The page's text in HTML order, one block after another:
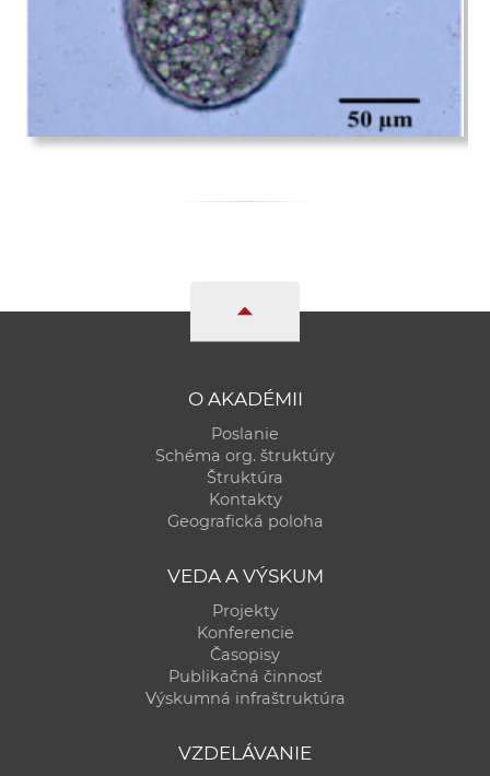
O AKADÉMII
Poslanie
Schéma org. štruktúry
Štruktúra
Kontakty
Geografická poloha
VEDA A VÝSKUM
Projekty
Konferencie
Časopisy
Publikačná činnosť
Výskumná infraštruktúra
VZDELÁVANIE